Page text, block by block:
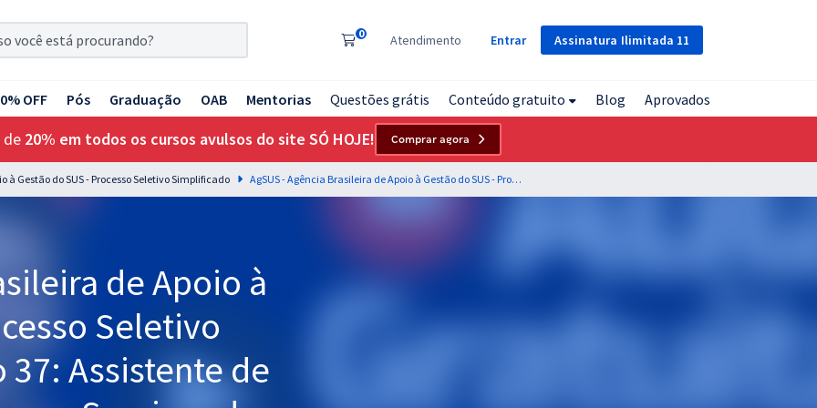
Assinatura Ilimitada 11
0 Atendimento Entrar
OFF Pós Graduação OAB Mentorias Questões grátis Conteúdo gratuito Blog Aprovados
de 20% em todos os cursos avulsos do site SÓ HOJE! Comprar agora
à Gestão do SUS - Processo Seletivo Simplificado AgSUS - Agência Brasileira de Apoio à Gestão do SUS - Processo Seletivo Simplificado - Cargo 37: Assistente de Projeto - Especialista em Serviços do PES‐RD - Parâmetros Assistenciais
de Apoio à
Seletivo
Assistente de